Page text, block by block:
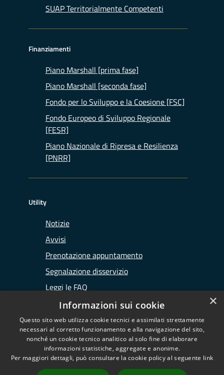
SUAP Territorialmente Competenti
Finanziamenti
Piano Marshall [prima fase]
Piano Marshall [seconda fase]
Fondo per lo Sviluppo e la Coesione [FSC]
Fondo Europeo di Sviluppo Regionale
[FESR]
Piano Nazionale di Ripresa e Resilienza
[PNRR]
Utility
Notizie
Avvisi
Prenotazione appuntamento
Segnalazione disservizio
Leggi le FAQ
Richiesta assistenza
RSS
Accessibilità
Copyright © 2026 • Ufficio
×
Informazioni sui cookie
Questo sito web utilizza cookie tecnici e assimilati strettamente
necessari al corretto funzionamento e alla navigazione del sito,
nonché un cookie tecnico analitico al solo fine di elaborare
informazioni statistiche, aggregate e anonime.
Per maggiori dettagli, può consultare la cookie policy al seguente link